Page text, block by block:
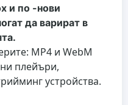
и по -нови
да варират в
MP4 и WebM
плейъри,
устройства.